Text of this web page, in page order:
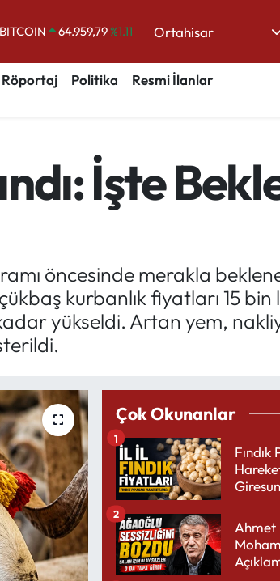
DOLAR
47,7436%0.18
EURO
55,2510%0.32
STERLİN
64,4811
%0.38
Ortahisar
Röportaj Politika
Resmi İlanlar
İşte
öncesinde merakla
kurbanlık fiyatları 15
yükseldi. Artan yem,
Çok Okunanlar
Fındık
1
Ahmet
2